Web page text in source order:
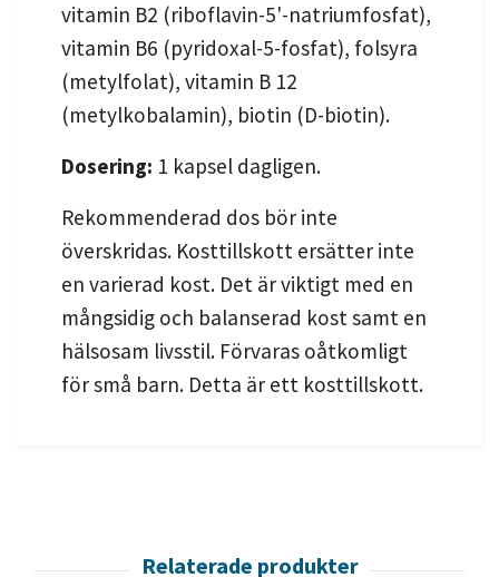
vitamin B2 (riboflavin-5'-natriumfosfat),
vitamin B6 (pyridoxal-5-fosfat), folsyra
(metylfolat), vitamin B 12
(metylkobalamin), biotin (D-biotin).
Dosering: 1 kapsel dagligen.
Rekommenderad dos bör inte
överskridas. Kosttillskott ersätter inte
en varierad kost. Det är viktigt med en
mångsidig och balanserad kost samt en
hälsosam livsstil. Förvaras oåtkomligt
för små barn. Detta är ett kosttillskott.